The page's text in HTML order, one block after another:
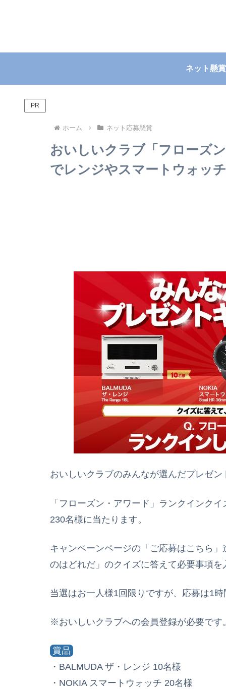
ネット懸賞
PR
ホーム ネット応募懸賞
おいしいクラブ「フローズ
でレンジやスマートウォッ
おいしいクラブのみんなが選んだプレゼン
「フローズン・アワード」ランクインク
230名様に当たります。
キャンペーンページの「ご応募はこちら
のはどれだ」のクイズに答えて必要事項
当選はお一人様1回限りですが、応募は1
※おいしいクラブへの会員登録が必要です
賞品
・BALMUDA ザ・レンジ 10名様
・NOKIA スマートウォッチ 20名様